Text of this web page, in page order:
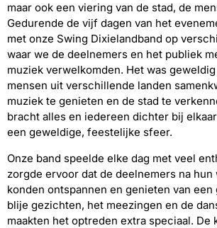
maar ook een viering van de stad, de
Gedurende de vijf dagen van het
met onze Swing Dixielandband op
waar we de deelnemers en het publiek
muziek verwelkomden. Het was
mensen uit verschillende landen
muziek te genieten en de stad te
bracht alles en iedereen dichter bij
een geweldige, feestelijke sfeer.
Onze band speelde elke dag met veel
zorgde ervoor dat de deelnemers na
konden ontspannen en genieten van
blije gezichten, het meezingen en de
maakten het optreden extra speciaal. De